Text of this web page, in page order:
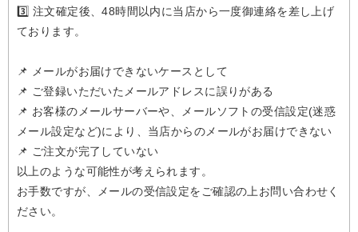
3️⃣ 注文確定後、48時間以内に当店から一度御連絡を差し上げ
ております。
📌 メールがお届けできないケースとして
📌 ご登録いただいたメールアドレスに誤りがある
📌 お客様のメールサーバーや、メールソフトの受信設定(迷惑
メール設定など)により、当店からのメールがお届けできない
📌 ご注文が完了していない
以上のような可能性が考えられます。
お手数ですが、メールの受信設定をご確認の上お問い合わせく
ださい。